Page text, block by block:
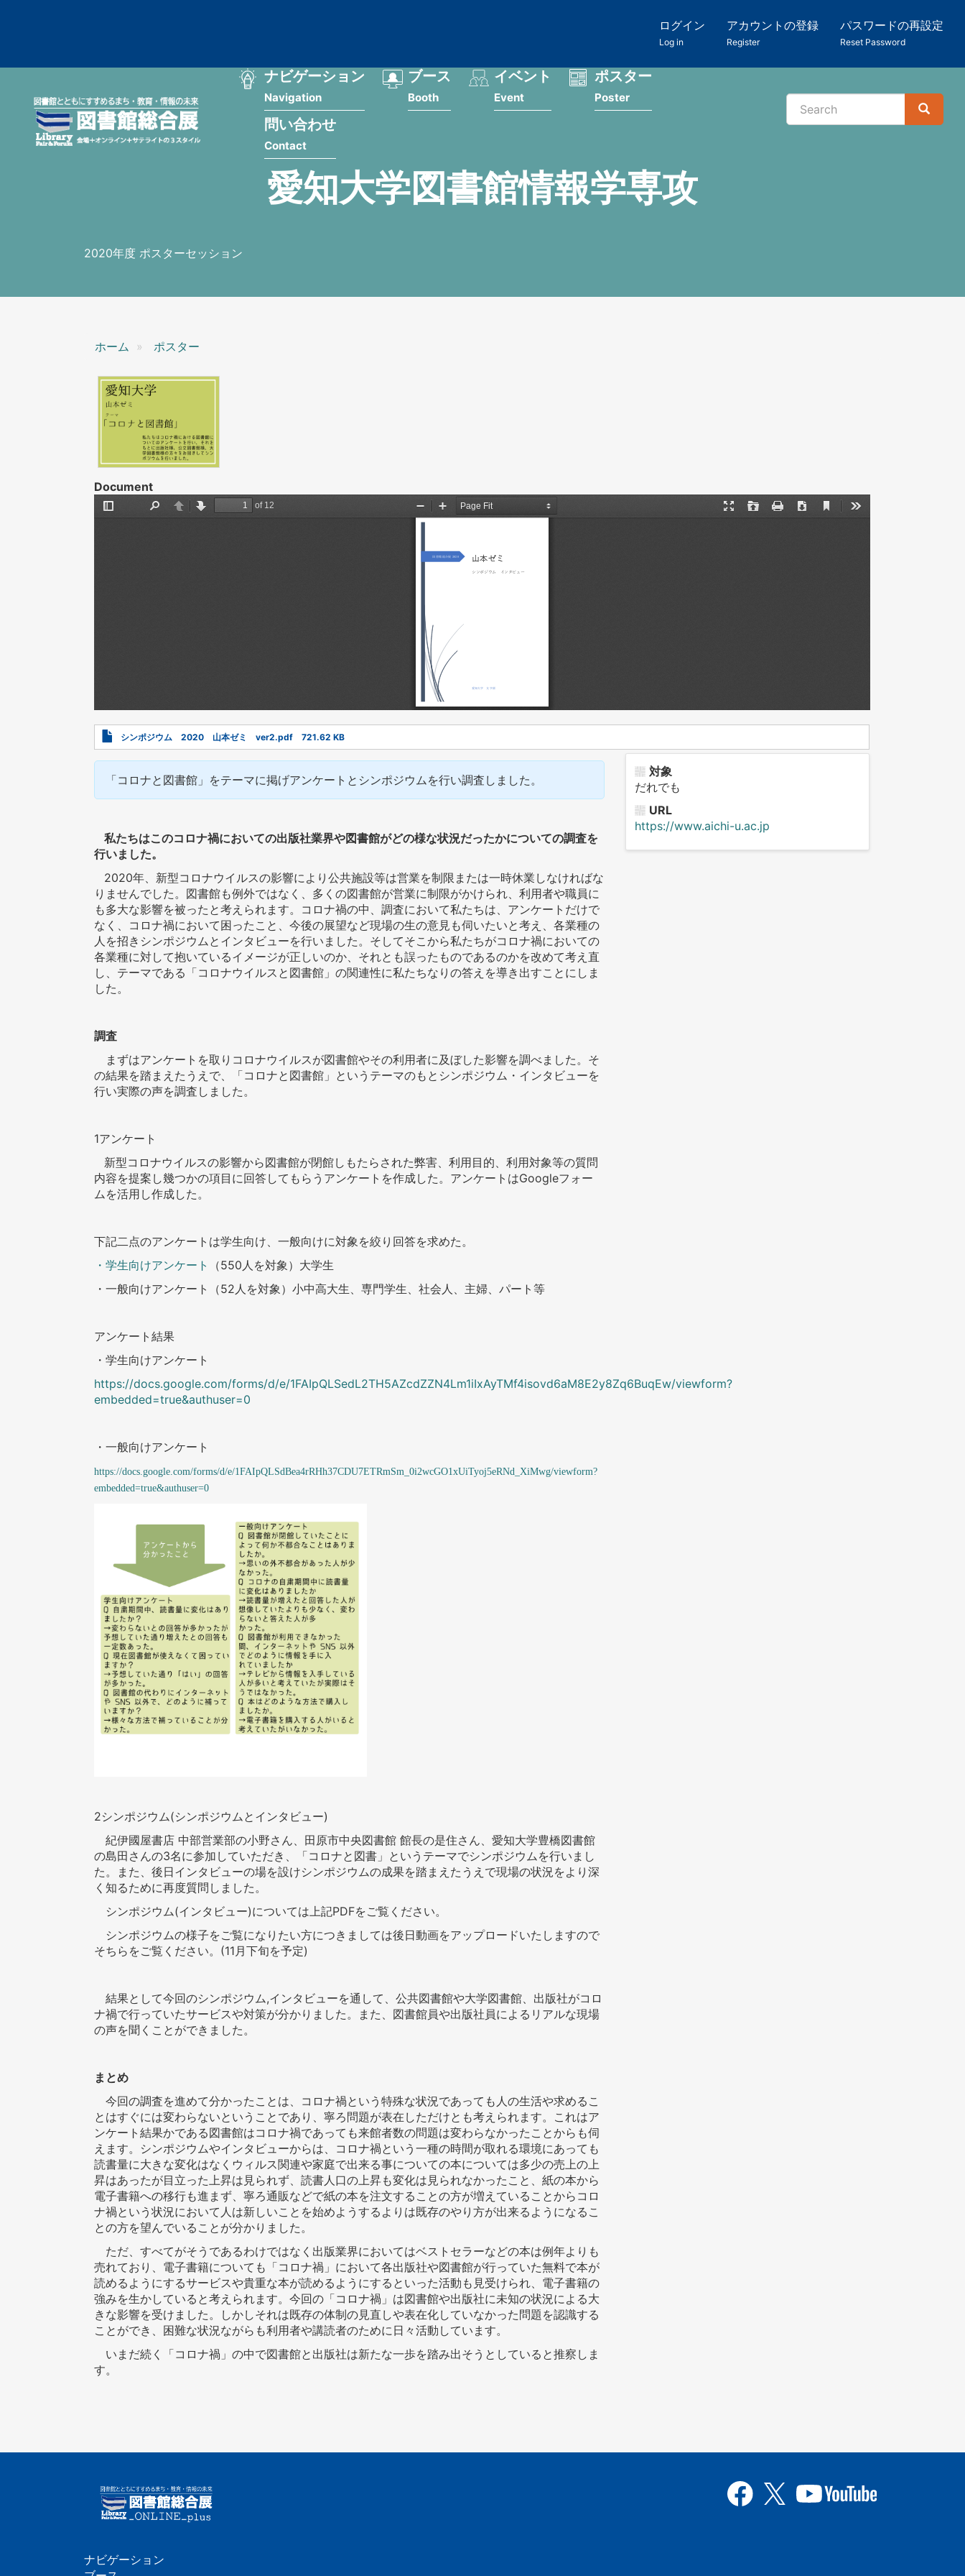
ン
ー
ザ
ログイン
Log in
アカウントの登録
Register
パスワードの再設定
Reset Password
メ
ー
ョ
ナビゲーション
Navigation
ブース
Booth
イベント
Event
ポスター
Poster
問い合わせ
Contact
検
Search
Search
愛知大学図書館情報学専攻
2020年度 ポスターセッション
ホーム ポスター
Document
Document
シンポジウム 2020 山本ゼミ ver2.pdf 721.62 KB
「コロナと図書館」をテーマに掲げアンケートとシンポジウムを行い調査しました。
私たちはこのコロナ禍においての出版社業界や図書館がどの様な状況だったかについての調査を
行いました。
2020年、新型コロナウイルスの影響により公共施設等は営業を制限または一時休業しなければな
りませんでした。図書館も例外ではなく、多くの図書館が営業に制限がかけられ、利用者や職員に
も多大な影響を被ったと考えられます。コロナ禍の中、調査において私たちは、アンケートだけで
なく、コロナ禍において困ったこと、今後の展望など現場の生の意見も伺いたいと考え、各業種の
人を招きシンポジウムとインタビューを行いました。そしてそこから私たちがコロナ禍においての
各業種に対して抱いているイメージが正しいのか、それとも誤ったものであるのかを改めて考え直
し、テーマである「コロナウイルスと図書館」の関連性に私たちなりの答えを導き出すことにしま
した。
調査
まずはアンケートを取りコロナウイルスが図書館やその利用者に及ぼした影響を調べました。そ
の結果を踏まえたうえで、「コロナと図書館」というテーマのもとシンポジウム・インタビューを
行い実際の声を調査しました。
1アンケート
新型コロナウイルスの影響から図書館が閉館しもたらされた弊害、利用目的、利用対象等の質問
内容を提案し幾つかの項目に回答してもらうアンケートを作成した。アンケートはGoogleフォー
ムを活用し作成した。
下記二点のアンケートは学生向け、一般向けに対象を絞り回答を求めた。
・学生向けアンケート
（550人を対象）大学生
・一般向けアンケート（52人を対象）小中高大生、専門学生、社会人、主婦、パート等
アンケート結果
・学生向けアンケート
https://docs.google.com/forms/d/e/1FAIpQLSedL2TH5AZcdZZN4Lm1iIxAyTMf4isovd6aM8E2y8Zq6BuqEw/viewform?
embedded=true&authuser=0
・一般向けアンケート
https://docs.google.com/forms/d/e/1FAIpQLSdBea4rRHh37CDU7ETRmSm_0i2wcGO1xUiTyoj5eRNd_XiMwg/viewform?
embedded=true&authuser=0
2シンポジウム(シンポジウムとインタビュー)
紀伊國屋書店 中部営業部の小野さん、田原市中央図書館 館長の是住さん、愛知大学豊橋図書館
の島田さんの3名に参加していただき、「コロナと図書」というテーマでシンポジウムを行いまし
た。また、後日インタビューの場を設けシンポジウムの成果を踏まえたうえで現場の状況をより深
く知るために再度質問しました。
シンポジウム(インタビュー)については上記PDFをご覧ください。
シンポジウムの様子をご覧になりたい方につきましては後日動画をアップロードいたしますので
そちらをご覧ください。(11月下旬を予定)
結果として今回のシンポジウム,インタビューを通して、公共図書館や大学図書館、出版社がコロ
ナ禍で行っていたサービスや対策が分かりました。また、図書館員や出版社員によるリアルな現場
の声を聞くことができました。
まとめ
今回の調査を進めて分かったことは、コロナ禍という特殊な状況であっても人の生活や求めるこ
とはすぐには変わらないということであり、寧ろ問題が表在しただけとも考えられます。これはア
ンケート結果かである図書館はコロナ禍であっても来館者数の問題は変わらなかったことからも伺
えます。シンポジウムやインタビューからは、コロナ禍という一種の時間が取れる環境にあっても
読書量に大きな変化はなくウィルス関連や家庭で出来る事についての本については多少の売上の上
昇はあったが目立った上昇は見られず、読書人口の上昇も変化は見られなかったこと、紙の本から
電子書籍への移行も進まず、寧ろ通販などで紙の本を注文することの方が増えていることからコロ
ナ禍という状況において人は新しいことを始めようするよりは既存のやり方が出来るようになるこ
との方を望んでいることが分かりました。
ただ、すべてがそうであるわけではなく出版業界においてはベストセラーなどの本は例年よりも
売れており、電子書籍についても「コロナ禍」において各出版社や図書館が行っていた無料で本が
読めるようにするサービスや貴重な本が読めるようにするといった活動も見受けられ、電子書籍の
強みを生かしていると考えられます。今回の「コロナ禍」は図書館や出版社に未知の状況による大
きな影響を受けました。しかしそれは既存の体制の見直しや表在化していなかった問題を認識する
ことができ、困難な状況ながらも利用者や講読者のために日々活動しています。
いまだ続く「コロナ禍」の中で図書館と出版社は新たな一歩を踏み出そうとしていると推察しま
す。
対象
だれでも
URL
https://www.aichi-u.ac.jp
ナビゲーション